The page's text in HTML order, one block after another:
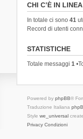
CHI C’È IN LINEA
In totale ci sono 41
Record di utenti
STATISTICHE
Totale messaggi 1
Powered by phpBB®
Traduzione Italiana
Style we_universal
Privacy Condizioni